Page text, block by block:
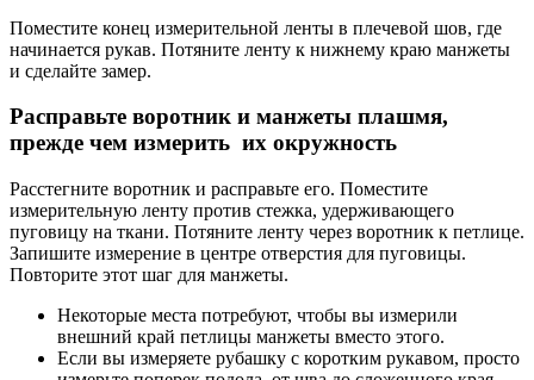
Поместите конец измерительной ленты в плечевой шов, где
начинается рукав. Потяните ленту к нижнему краю манжеты
и сделайте замер.
Расправьте воротник и манжеты плашмя,
прежде чем измерить их окружность
Расстегните воротник и расправьте его. Поместите
измерительную ленту против стежка, удерживающего
пуговицу на ткани. Потяните ленту через воротник к петлице.
Запишите измерение в центре отверстия для пуговицы.
Повторите этот шаг для манжеты.
Некоторые места потребуют, чтобы вы измерили
внешний край петлицы манжеты вместо этого.
Если вы измеряете рубашку с коротким рукавом, просто